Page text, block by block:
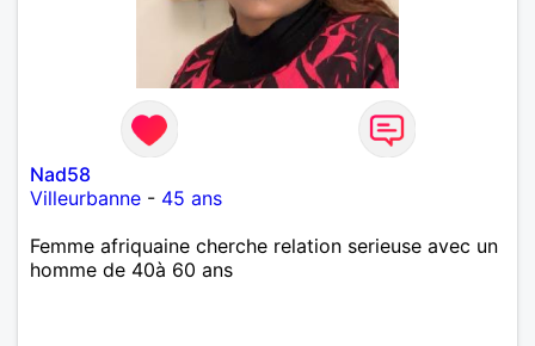
Nad58
Villeurbanne - 45 ans
Femme afriquaine cherche relation serieuse avec un
homme de 40à 60 ans